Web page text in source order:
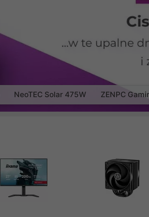
NeoTEC Solar 475W ZENPC